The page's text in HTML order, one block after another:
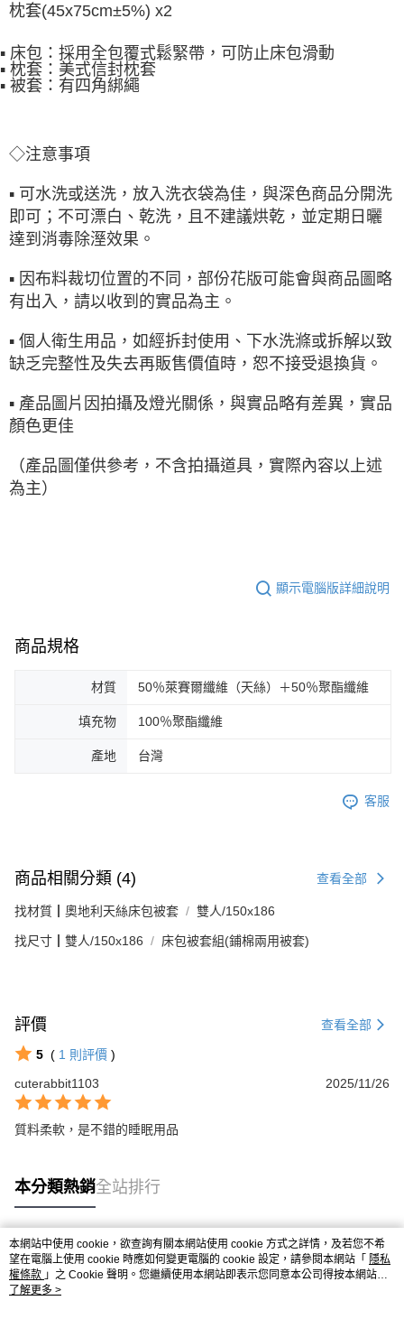
枕套(45x75cm±5%) x2
▪ 床包：採用全包覆式鬆緊帶，可防止床包滑動
▪ 枕套：美式信封枕套
▪ 被套：有四角綁繩
◇注意事項
▪ 可水洗或送洗，放入洗衣袋為佳，與深色商品分開洗
即可；不可漂白、乾洗，且不建議烘乾，並定期日曬
達到消毒除溼效果。
▪ 因布料裁切位置的不同，部份花版可能會與商品圖略
有出入，請以收到的實品為主。
▪ 個人衛生用品，如經拆封使用、下水洗滌或拆解以致
缺乏完整性及失去再販售價值時，恕不接受退換貨。
▪ 產品圖片因拍攝及燈光關係，與實品略有差異，實品
顏色更佳
（產品圖僅供參考，不含拍攝道具，實際內容以上述
為主）
顯示電腦版詳細說明
商品規格
材質 50％萊賽爾纖維（天絲）＋50％聚酯纖維
填充物 100％聚酯纖維
產地 台灣
客服
商品相關分類 (4) 查看全部
找材質┃奧地利天絲床包被套 雙人/150x186
找尺寸┃雙人/150x186 床包被套組(鋪棉兩用被套)
評價 查看全部
5 ( 1 則評價 )
cuterabbit1103
2025/11/26
質料柔軟，是不錯的睡眠用品
本分類熱銷全站排行
熱門標籤
本網站中使用 cookie，欲查詢有關本網站使用 cookie 方式之詳情，及若您不希
望在電腦上使用 cookie 時應如何變更電腦的 cookie 設定，請參閱本網站「 隱私
權條款 」之 Cookie 聲明。您繼續使用本網站即表示您同意本公司得按本網站使
用條款之 Cookie 聲明使用 cookie。
了解更多 >